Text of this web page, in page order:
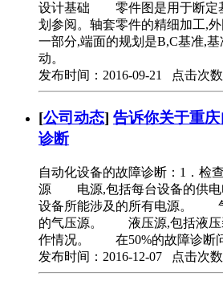
设计基础 零件图是用于断定
划参阅。轴套零件的精细加工,
一部分,端面的规划是B,C基准,
动。
发布时间：2016-09-21 点击次数
[公司动态] 告诉你关于重
诊断
自动化设备的故障诊断：1．检
源 电源,包括每台设备的供电
设备所能涉及的所有电源。
的气压源。 液压源,包括液压
作情况。 在50%的故障诊断
发布时间：2016-12-07 点击次